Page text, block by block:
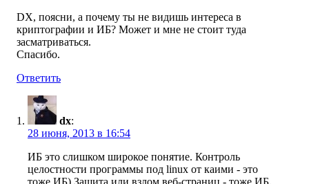
DX, поясни, а почему ты не видишь интереса в
криптографии и ИБ? Может и мне не стоит туда
засматриваться.
Спасибо.
Ответить
dx:
28 июня, 2013 в 16:54
ИБ это слишком широкое понятие. Контроль
целостности программы под linux от каими - это
тоже ИБ) Защита или взлом веб-страниц - тоже ИБ.